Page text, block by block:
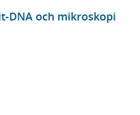
DNA och mikroskopi